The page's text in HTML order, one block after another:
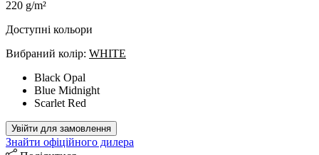
220 g/m²
Доступні кольори
Вибраний колір: WHITE
Black Opal
Blue Midnight
Scarlet Red
Увійти для замовлення
Знайти офіційного дилера